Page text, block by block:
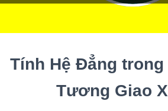
Tính Hệ Đẳng
Tương Giao